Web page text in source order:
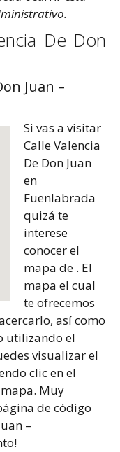
De Don
Juan –
Si vas a visitar
Calle Valencia
De Don Juan
en
Fuenlabrada
quizá te
interese
conocer el
mapa de . El
mapa el cual
te ofrecemos
así como
utilizando el
visualizar el
clic en el
Muy
de código
–